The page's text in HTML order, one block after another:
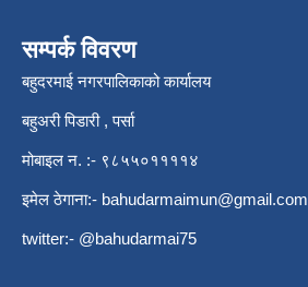
सम्पर्क विवरण
बहुदरमाई नगरपालिकाको कार्यालय
बहुअरी पिडारी , पर्सा
मोबाइल न. :- ९८५५०११११४
इमेल ठेगाना:- bahudarmaimun@gmail.com
twitter:- @bahudarmai75